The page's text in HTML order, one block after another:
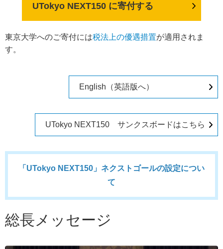
UTokyo NEXT150 に寄付する
東京大学へのご寄付には税法上の優遇措置が適用されま
す。
English（英語版へ）
UTokyo NEXT150 サンクスボードはこちら
「UTokyo NEXT150」ネクストゴールの設定につい
て
総長メッセージ